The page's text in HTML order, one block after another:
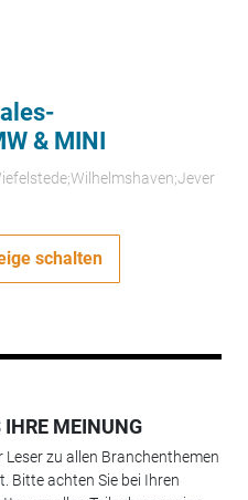
& MINI
schalten
IHRE MEINUNG
zu allen Branchenthemen
Bitte achten Sie bei Ihren